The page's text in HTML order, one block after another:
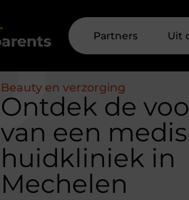
Partners Uit
Beauty en verzorging
Ontdek de
van een
huidkliniek in
Mechelen